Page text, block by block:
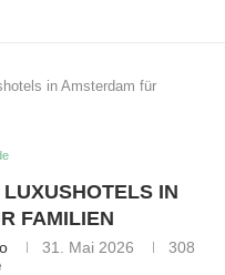
in Amsterdam für
IN
FAMILIEN
31. Mai 2026
308